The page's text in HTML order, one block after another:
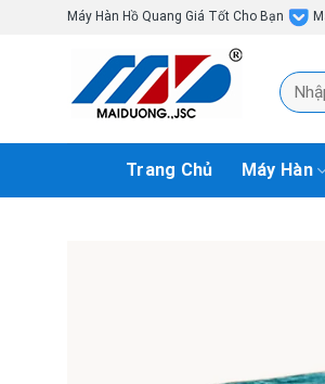
Máy Hàn Hồ Quang Giá Tốt Cho Bạn
Tìm
kiếm:
Trang Chủ Máy Hàn